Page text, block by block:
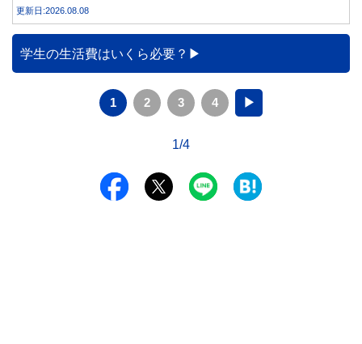
更新日:2026.08.08
学生の生活費はいくら必要？
1 2 3 4 ▶
1/4